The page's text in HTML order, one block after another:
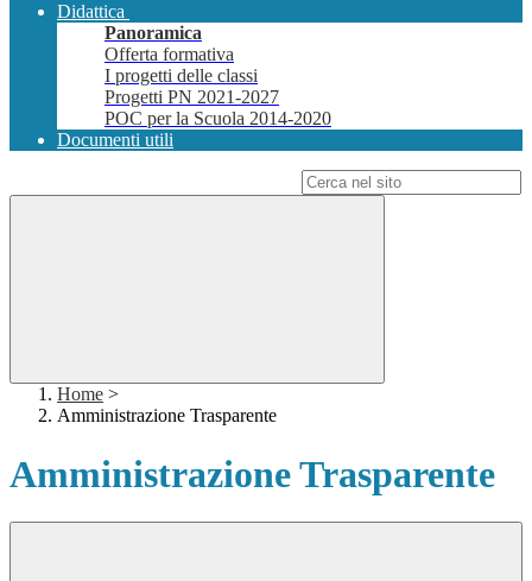
Didattica
Panoramica
Offerta formativa
I progetti delle classi
Progetti PN 2021-2027
POC per la Scuola 2014-2020
Documenti utili
Home >
Amministrazione Trasparente
Amministrazione Trasparente